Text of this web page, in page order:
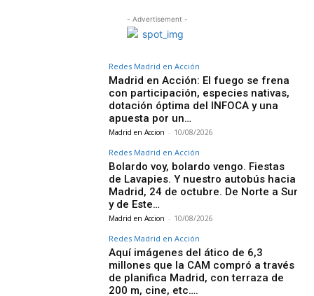
- Advertisement -
Redes Madrid en Acción
Madrid en Acción: El fuego se frena
con participación, especies nativas,
dotación óptima del INFOCA y una
apuesta por un…
Madrid en Accion - 10/08/2026
Redes Madrid en Acción
Bolardo voy, bolardo vengo. Fiestas
de Lavapies. Y nuestro autobús hacia
Madrid, 24 de octubre. De Norte a Sur
y de Este…
Madrid en Accion - 10/08/2026
Redes Madrid en Acción
Aquí imágenes del ático de 6,3
millones que la CAM compró a través
de planifica Madrid, con terraza de
200 m, cine, etc….